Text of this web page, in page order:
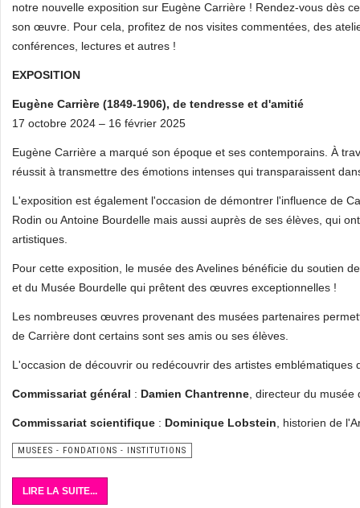
notre nouvelle exposition sur Eugène Carrière ! Rendez-vous dès
son œuvre. Pour cela, profitez de nos visites commentées, des
conférences, lectures et autres !
EXPOSITION
Eugène Carrière (1849-1906), de tendresse et d'amitié
17 octobre 2024 – 16 février 2025
Eugène Carrière a marqué son époque et ses contemporains. À
réussit à transmettre des émotions intenses qui transparaissent
L'exposition est également l'occasion de démontrer l'influence de
Rodin ou Antoine Bourdelle mais aussi auprès de ses élèves, qui
artistiques.
Pour cette exposition, le musée des Avelines bénéficie du soutien
et du Musée Bourdelle qui prêtent des œuvres exceptionnelles !
Les nombreuses œuvres provenant des musées partenaires
de Carrière dont certains sont ses amis ou ses élèves.
L'occasion de découvrir ou redécouvrir des artistes emblématiques
Commissariat général : Damien Chantrenne , directeur du
Commissariat scientifique : Dominique Lobstein , historien de
MUSEES - FONDATIONS - INSTITUTIONS
LIRE LA SUITE...